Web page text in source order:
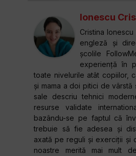
Ionescu
Cristina
engleză și
școlile
experiență în
toate nivelurile atât copiilor,
și mama a doi pitici de vârstă
sale descriu tehnici
resurse validate
bazându-se pe faptul că
trebuie să fie adesea și
axată pe reguli și exerciții și
noastre merită mai mult